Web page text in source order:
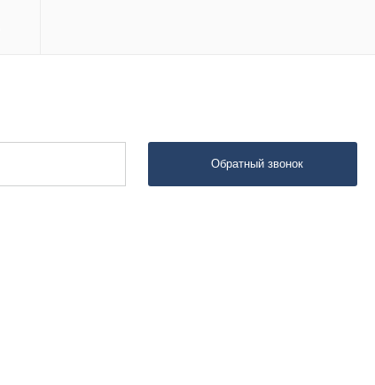
Обратный звонок